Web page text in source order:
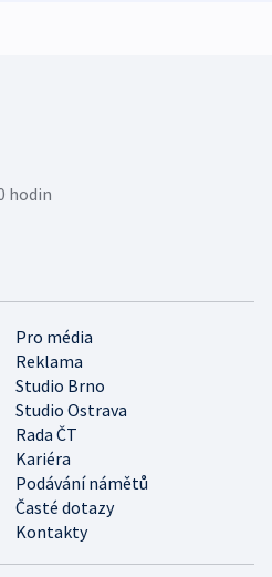
Pro média
Reklama
Studio Brno
Studio Ostrava
Rada ČT
Kariéra
Podávání námětů
Časté dotazy
Kontakty
hodin